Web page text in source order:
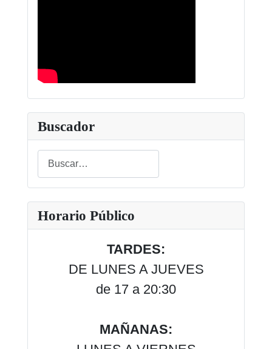
Buscador
Buscar
Type 2 or more characters for results.
Horario Público
TARDES:
DE LUNES A JUEVES
de 17 a 20:30
MAÑANAS: